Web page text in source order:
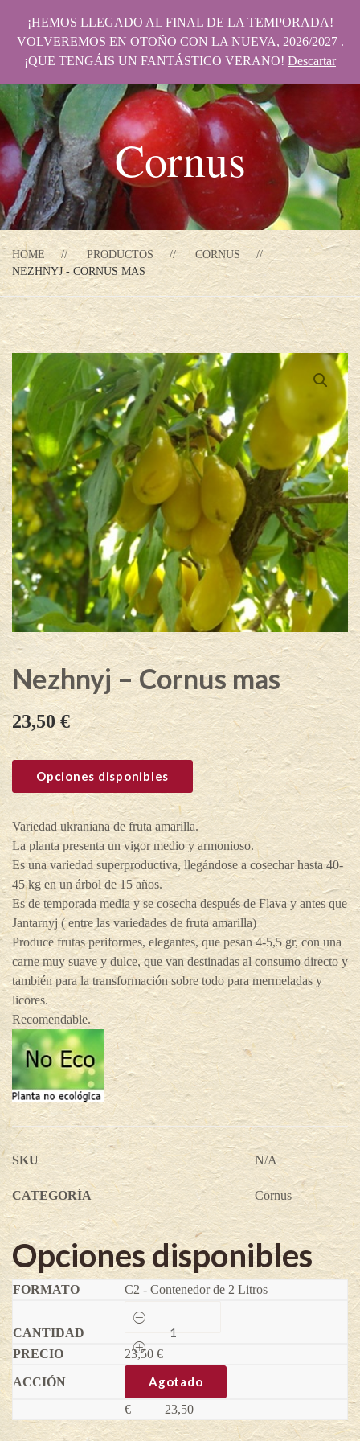
Cornus
HOME PRODUCTOS
CORNUS
NEZHNYJ - CORNUS MAS
Nezhnyj – Cornus mas
23,50€
Opciones disponibles
Variedad ukraniana de fruta amarilla.
La planta presenta un vigor medio y armonioso.
Es una variedad superproductiva, llegándose a cosechar hasta 40-
45 kg en un árbol de 15 años.
Es de temporada media y se cosecha después de Flava y antes que
Jantarnyj ( entre las variedades de fruta amarilla)
Produce frutas periformes, elegantes, que pesan 4-5,5 gr, con una
carne muy suave y dulce, que van destinadas al consumo directo y
también para la transformación sobre todo para mermeladas y
licores.
Recomendable.
SKU N/A
CATEGORÍA Cornus
Opciones disponibles
C2 - Contenedor de 2 Litros
Nezhnyj
Cornus
mas
quantity
23,50 €
Agotado
€ 23,50
¡HEMOS LLEGADO AL FINAL DE LA TEMPORADA!
VOLVEREMOS EN OTOÑO CON LA NUEVA, 2026/2027 .
¡QUE TENGÁIS UN FANTÁSTICO VERANO! Descartar